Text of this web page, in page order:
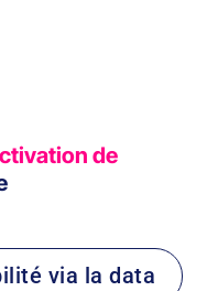
de
via la data